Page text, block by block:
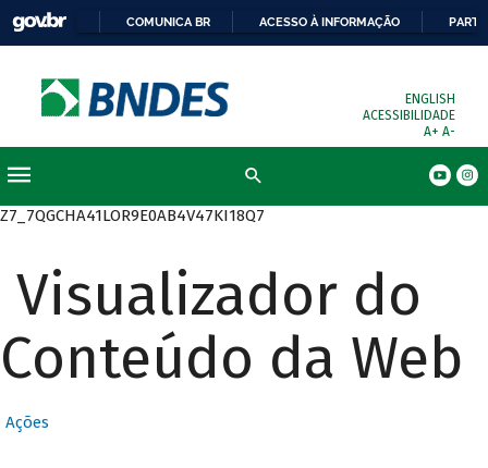
COMUNICA BR ACESSO À INFORMAÇÃO
ENGLISH
ACESSIBILIDADE
A+ A-
Z7_7QGCHA41LOR9E0AB4V47KI18Q7
Visualizador do
Conteúdo da Web
Ações